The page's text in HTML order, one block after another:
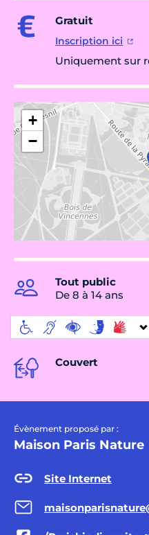
Gratuit
Inscription ici
Uniquement sur
+
−
Tout public
De 8 à 14 ans
Couvert
Évènement proposé par :
Maison Paris Nature
Site Internet